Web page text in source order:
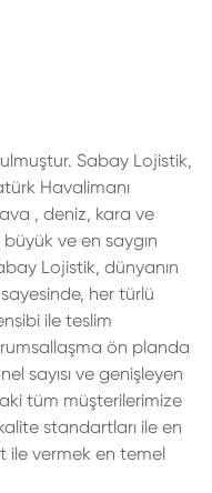
Sabay Lojistik,
Havalimanı
, deniz, kara ve
ve en saygın
Lojistik, dünyanın
her türlü
ile teslim
ön planda
sayısı ve genişleyen
tüm müşterilerimize
standartları ile en
ile vermek en temel